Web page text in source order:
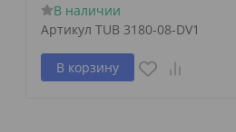
В наличии
Артикул TUB 3180-08-DV1
В корзину